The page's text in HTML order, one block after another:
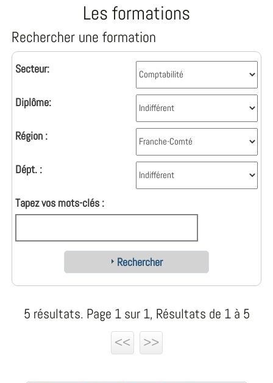
Les formations
Rechercher une formation
Secteur:
Diplôme:
Région :
Dépt. :
Tapez vos mots-clés :
Rechercher
5 résultats. Page 1 sur 1, Résultats de 1 à 5
<<
>>